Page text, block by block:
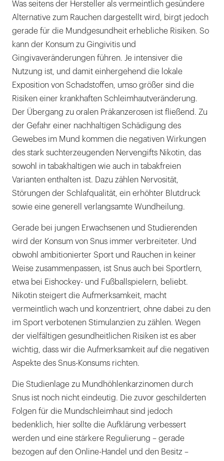
Was seitens der Hersteller als vermeintlich gesündere
Alternative zum Rauchen dargestellt wird, birgt jedoch
gerade für die Mundgesundheit erhebliche Risiken. So
kann der Konsum zu Gingivitis und
Gingivaveränderungen führen. Je intensiver die
Nutzung ist, und damit einhergehend die lokale
Exposition von Schadstoffen, umso größer sind die
Risiken einer krankhaften Schleimhautveränderung.
Der Übergang zu oralen Präkanzerosen ist fließend. Zu
der Gefahr einer nachhaltigen Schädigung des
Gewebes im Mund kommen die negativen Wirkungen
des stark suchterzeugenden Nervengifts Nikotin, das
sowohl in tabakhaltigen wie auch in tabakfreien
Varianten enthalten ist. Dazu zählen Nervosität,
Störungen der Schlafqualität, ein erhöhter Blutdruck
sowie eine generell verlangsamte Wundheilung.
Gerade bei jungen Erwachsenen und Studierenden
wird der Konsum von Snus immer verbreiteter. Und
obwohl ambitionierter Sport und Rauchen in keiner
Weise zusammenpassen, ist Snus auch bei Sportlern,
etwa bei Eishockey- und Fußballspielern, beliebt.
Nikotin steigert die Aufmerksamkeit, macht
vermeintlich wach und konzentriert, ohne dabei zu den
im Sport verbotenen Stimulanzien zu zählen. Wegen
der vielfältigen gesundheitlichen Risiken ist es aber
wichtig, dass wir die Aufmerksamkeit auf die negativen
Aspekte des Snus-Konsums richten.
Die Studienlage zu Mundhöhlenkarzinomen durch
Snus ist noch nicht eindeutig. Die zuvor geschilderten
Folgen für die Mundschleimhaut sind jedoch
bedenklich, hier sollte die Aufklärung verbessert
werden und eine stärkere Regulierung – gerade
bezogen auf den Online-Handel und den Besitz –